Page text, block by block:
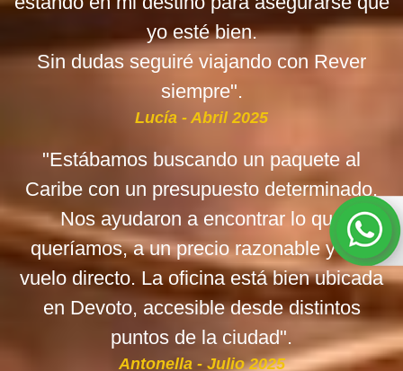
yo esté bien.
Sin dudas seguiré viajando con Rever
siempre".
Lucía - Abril 2025
"Estábamos buscando un paquete al
Caribe con un presupuesto determinado.
Nos ayudaron a encontrar lo que
queríamos, a un precio razonable y con
vuelo directo. La oficina está bien ubicada
en Devoto, accesible desde distintos
puntos de la ciudad".
Antonella - Julio 2025